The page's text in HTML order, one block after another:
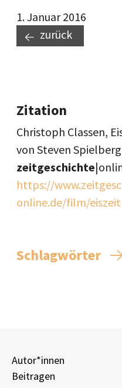
1. Januar 2016
zurück
Zitation
Christoph Classen,
von Steven
zeitgeschichte
https://
online.de/film/eiszeit
Schlagwörter
Autor*innen
Beitragen